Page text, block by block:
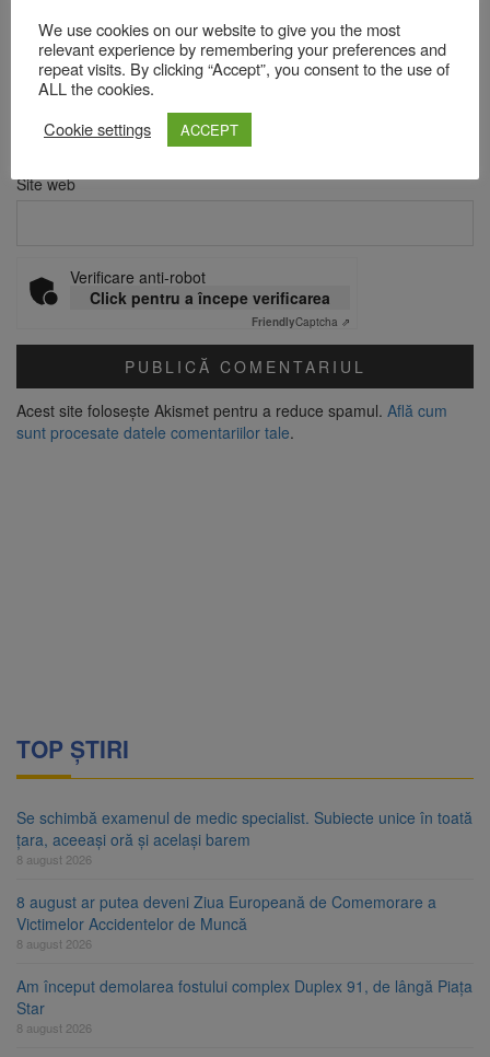
Email*
Site web
Verificare anti-robot
Click pentru a începe verificarea
FriendlyCaptcha ⇗
Acest site folosește Akismet pentru a reduce spamul. Află cum
sunt procesate datele comentariilor tale.
TOP ȘTIRI
Se schimbă examenul de medic specialist. Subiecte unice în toată
țara, aceeași oră și același barem
8 august 2026
8 august ar putea deveni Ziua Europeană de Comemorare a
Victimelor Accidentelor de Muncă
8 august 2026
Am început demolarea fostului complex Duplex 91, de lângă Piața
Star
8 august 2026
We use cookies on our website to give you the most
relevant experience by remembering your preferences and
repeat visits. By clicking “Accept”, you consent to the use of
ALL the cookies.
Cookie settings
ACCEPT